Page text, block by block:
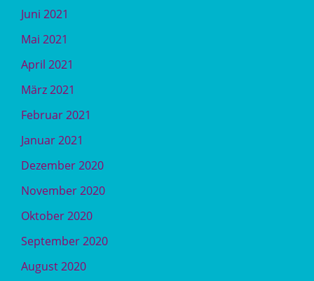
Juni 2021
Mai 2021
April 2021
März 2021
Februar 2021
Januar 2021
Dezember 2020
November 2020
Oktober 2020
September 2020
August 2020